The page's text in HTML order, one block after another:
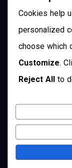
Cookies help
personalized
choose which
Customize.
Reject All
to